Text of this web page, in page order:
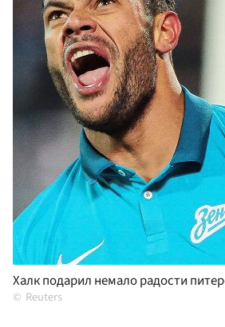
Халк подарил немало радости
Reuters